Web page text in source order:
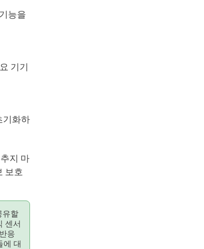
능을
기기
기화하
지 마
보호
유할
센서
응
에 대